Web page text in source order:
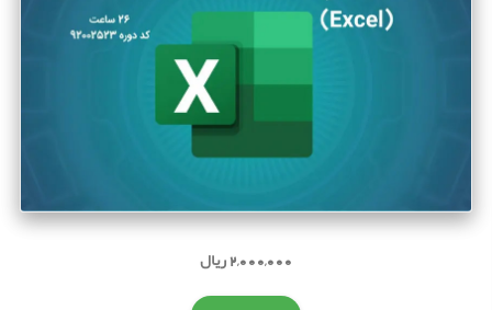
2,000,000 ریال